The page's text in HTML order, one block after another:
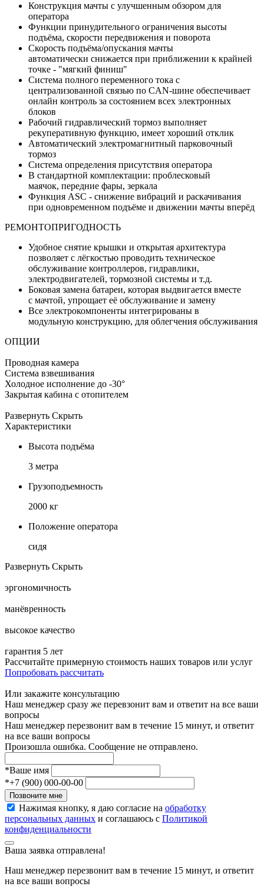
Конструкция мачты с улучшенным обзором для
оператора
Функции принудительного ограничения высоты
подъёма, скорости передвижения и поворота
Скорость подъёма/опускания мачты
автоматически снижается при приближении к крайней
точке - "мягкий финиш"
Система полного переменного тока с
централизованной связью по CAN-шине обеспечивает
онлайн контроль за состоянием всех электронных
блоков
Рабочий гидравлический тормоз выполняет
рекуперативную функцию, имеет хороший отклик
Автоматический электромагнитный парковочный
тормоз
Система определения присутствия оператора
В стандартной комплектации: проблесковый
маячок, передние фары, зеркала
Функция ASC - снижение вибраций и раскачивания
при одновременном подъёме и движении мачты вперёд
РЕМОНТОПРИГОДНОСТЬ
Удобное снятие крышки и открытая архитектура
позволяет с лёгкостью проводить техническое
обслуживание контроллеров, гидравлики,
электродвигателей, тормозной системы и т.д.
Боковая замена батареи, которая выдвигается вместе
с мачтой, упрощает её обслуживание и замену
Все электрокомпоненты интегрированы в
модульную конструкцию, для облегчения обслуживания
ОПЦИИ
Проводная камера
Система взвешивания
Холодное исполнение до -30°
Закрытая кабина с отопителем
Развернуть Скрыть
Характеристики
Высота подъёма
3 метра
Грузоподъемность
2000 кг
Положение оператора
сидя
Развернуть Скрыть
эргономичность
манёвренность
высокое качество
гарантия 5 лет
Рассчитайте примерную стоимость наших товаров или услуг
Попробовать рассчитать
Или закажите консультацию
Наш менеджер сразу же перевзонит вам и ответит на все ваши
вопросы
Наш менеджер перезвонит вам в течение 15 минут, и ответит
на все ваши вопросы
Произошла ошибка. Сообщение не отправлено.
*Ваше имя
*+7 (900) 000-00-00
Позвоните мне
Нажимая кнопку, я даю согласие на обработку
персональных данных и соглашаюсь с Политикой
конфиденциальности
Ваша заявка отправлена!
Наш менеджер перезвонит вам в течение 15 минут, и ответит
на все ваши вопросы